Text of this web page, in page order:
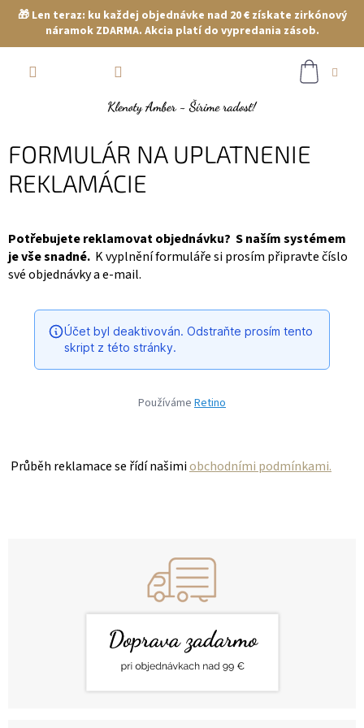
🎁 Len teraz: ku každej objednávke nad 20 € získate zirkónový
náramok ZDARMA. Akcia platí do vypredania zásob.
FORMULÁR NA UPLATNENIE
REKLAMÁCIE
Potřebujete reklamovat objednávku? S naším systémem
je vše snadné. K vyplnění formuláře si prosím připravte číslo
své objednávky a e-mail.
Používáme Retino
Průběh reklamace se řídí našimiobchodními podmínkami.